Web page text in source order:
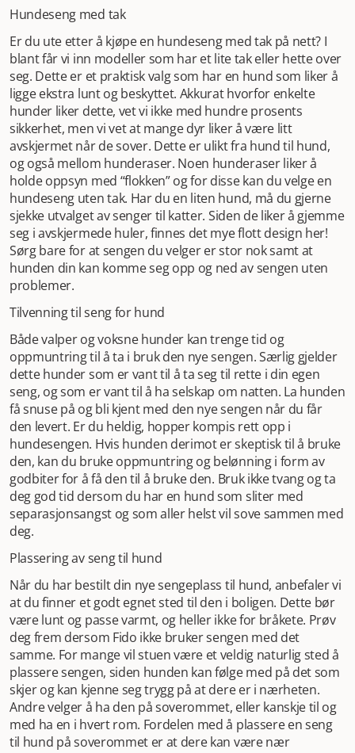
Hundeseng med tak
Er du ute etter å kjøpe en hundeseng med tak på nett? I
blant får vi inn modeller som har et lite tak eller hette over
seg. Dette er et praktisk valg som har en hund som liker å
ligge ekstra lunt og beskyttet. Akkurat hvorfor enkelte
hunder liker dette, vet vi ikke med hundre prosents
sikkerhet, men vi vet at mange dyr liker å være litt
avskjermet når de sover. Dette er ulikt fra hund til hund,
og også mellom hunderaser. Noen hunderaser liker å
holde oppsyn med “flokken” og for disse kan du velge en
hundeseng uten tak. Har du en liten hund, må du gjerne
sjekke utvalget av senger til katter. Siden de liker å gjemme
seg i avskjermede huler, finnes det mye flott design her!
Sørg bare for at sengen du velger er stor nok samt at
hunden din kan komme seg opp og ned av sengen uten
problemer.
Tilvenning til seng for hund
Både valper og voksne hunder kan trenge tid og
oppmuntring til å ta i bruk den nye sengen. Særlig gjelder
dette hunder som er vant til å ta seg til rette i din egen
seng, og som er vant til å ha selskap om natten. La hunden
få snuse på og bli kjent med den nye sengen når du får
den levert. Er du heldig, hopper kompis rett opp i
hundesengen. Hvis hunden derimot er skeptisk til å bruke
den, kan du bruke oppmuntring og belønning i form av
godbiter for å få den til å bruke den. Bruk ikke tvang og ta
deg god tid dersom du har en hund som sliter med
separasjonsangst og som aller helst vil sove sammen med
deg.
Plassering av seng til hund
Når du har bestilt din nye sengeplass til hund, anbefaler vi
at du finner et godt egnet sted til den i boligen. Dette bør
være lunt og passe varmt, og heller ikke for bråkete. Prøv
deg frem dersom Fido ikke bruker sengen med det
samme. For mange vil stuen være et veldig naturlig sted å
plassere sengen, siden hunden kan følge med på det som
skjer og kan kjenne seg trygg på at dere er i nærheten.
Andre velger å ha den på soverommet, eller kanskje til og
med ha en i hvert rom. Fordelen med å plassere en seng
til hund på soverommet er at dere kan være nær